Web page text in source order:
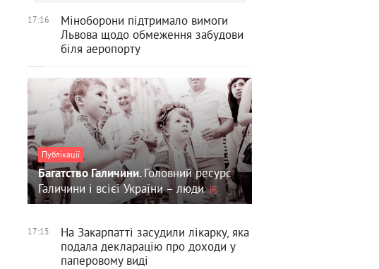
17:16
Міноборони підтримало вимоги
Львова щодо обмеження забудови
біля аеропорту
Публікації
Багатство Галичини.Головний ресурс
Галичини і всієї України – люди
17:15
На Закарпатті засудили лікарку, яка
подала декларацію про доходи у
паперовому виді